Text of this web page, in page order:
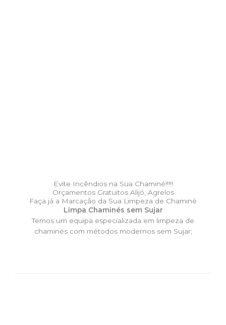
Evite Incêndios na Sua Chaminé!!!!!
Orçamentos Gratuitos Alijó, Agrelos
Faça já a Marcação da Sua Limpeza de Chaminé
Limpa Chaminés sem Sujar
Temos um equipa especializada em limpeza de
chaminés com métodos modernos sem Sujar;